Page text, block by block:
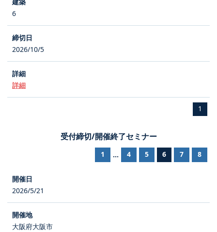
6
2026/10/5
詳細
1
受付締切/開催終了セミナー
1 ... 4 5 6 7 8
2026/5/21
大阪府大阪市